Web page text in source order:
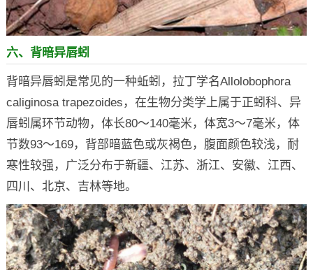
六、背暗异唇蚓
背暗异唇蚓是常见的一种蚯蚓，拉丁学名Allolobophora
caliginosa trapezoides，在生物分类学上属于正蚓科、异
唇蚓属环节动物，体长80～140毫米，体宽3～7毫米，体
节数93～169，背部暗蓝色或灰褐色，腹面颜色较浅，耐
寒性较强，广泛分布于新疆、江苏、浙江、安徽、江西、
四川、北京、吉林等地。